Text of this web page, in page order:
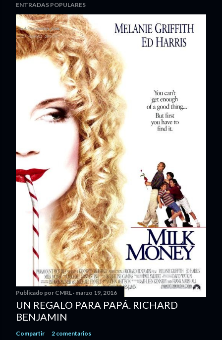
ENTRADAS POPULARES
Publicado por CMRL marzo 19, 2016
UN REGALO PARA PAPÁ. RICHARD
BENJAMIN
Compartir 2 comentarios